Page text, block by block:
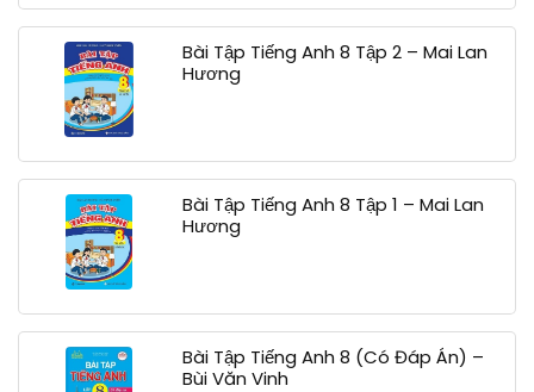
Bài Tập Tiếng Anh 8 Tập 2 – Mai Lan
Hương
Bài Tập Tiếng Anh 8 Tập 1 – Mai Lan
Hương
Bài Tập Tiếng Anh 8 (Có Đáp Án) –
Bùi Văn Vinh